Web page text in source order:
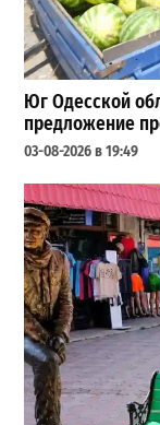
Юг Одесской
предложение
03-08-2026 в 19:49